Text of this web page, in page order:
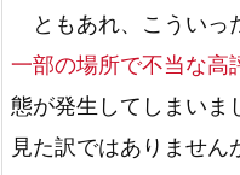
ともあれ、こういっ
一部の場所で不当な高
態が発生してしまいま
見た訳ではありません